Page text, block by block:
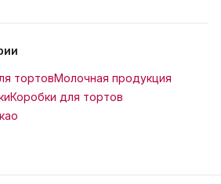
тортовМолочная продукция
Коробки для тортов